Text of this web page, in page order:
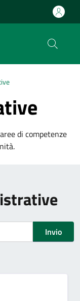
di competenze
Invio